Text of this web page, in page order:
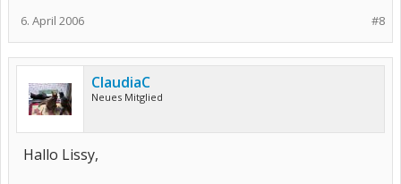
#8
6. April 2006
ClaudiaC
Neues Mitglied
Hallo Lissy,